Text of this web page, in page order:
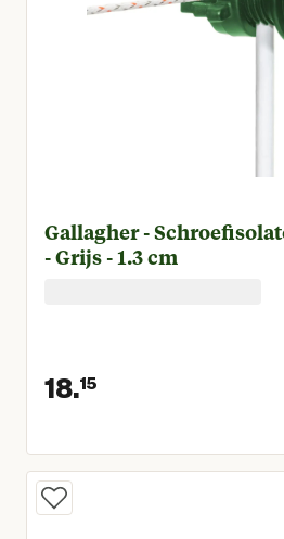
Gallagher -
- Grijs - 1.3 cm
18.15
Huidige prijs €